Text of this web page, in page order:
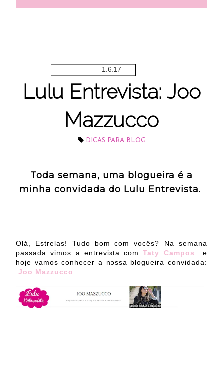
1.6.17
Lulu Entrevista: Joo
Mazzucco
DICAS PARA BLOG
Toda semana, uma blogueira é a
minha convidada do Lulu Entrevista.
Olá, Estrelas! Tudo bom com vocês? Na semana
passada vimos a entrevista comTaty Campos
e
hoje vamos conhecer a nossa blogueira convidada:
Joo Mazzucco